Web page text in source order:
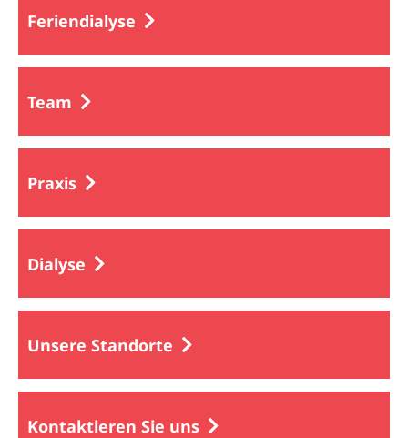
Feriendialyse
Team
Praxis
Dialyse
Unsere Standorte
Kontaktieren Sie uns